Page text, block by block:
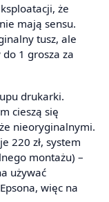
że
mają sensu.
tusz, ale
1 grosza za
drukarki.
cieszą się
nieoryginalnymi.
220 zł, system
montażu) –
używać
więc na